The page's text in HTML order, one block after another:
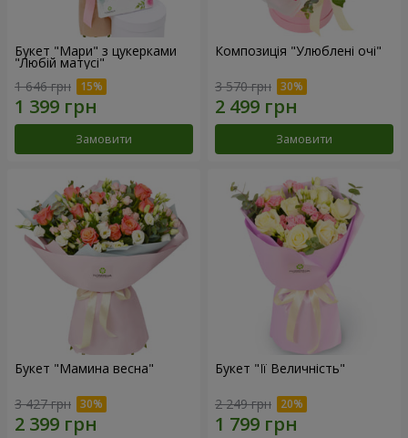
Букет "Мари" з цукерками
"Любій матусі"
1 646 грн
Замовити
Композиція "Улюблені очі"
3 570 грн
Замовити
Букет "Мамина весна"
3 427 грн
Букет "Її Величність"
2 249 грн